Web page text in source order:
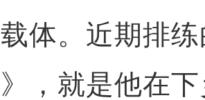
体。近期排
，就是他在